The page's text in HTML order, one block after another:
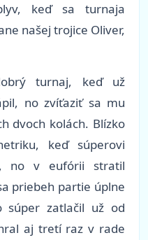
keď sa turnaja
našej trojice Oliver,
turnaj, keď už
no zvíťaziť sa mu
dvoch kolách. Blízko
keď súperovi
no v eufórii stratil
priebeh partie úplne
súper zatlačil už od
aj tretí raz v rade